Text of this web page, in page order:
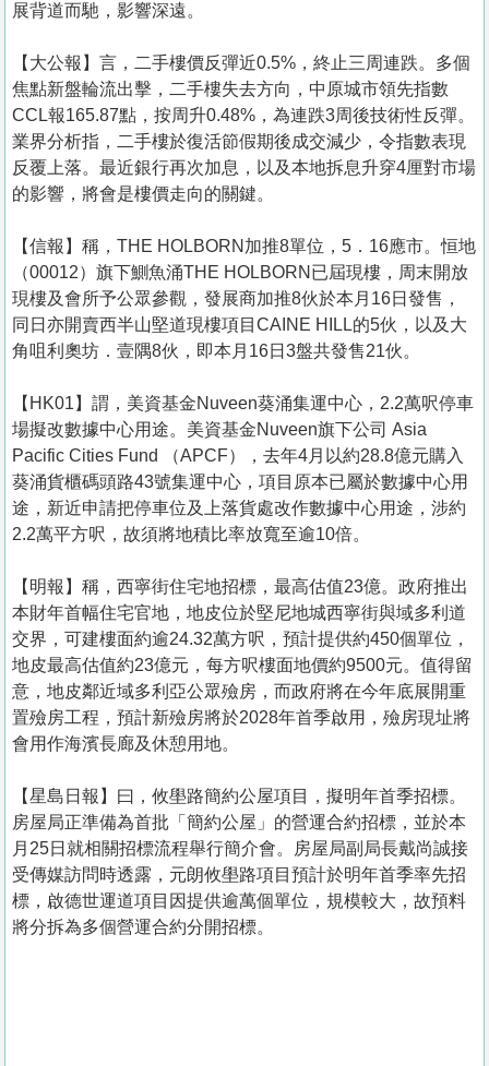
展背道而馳，影響深遠。
【大公報】言， 二手樓價反彈近0.5%，終止三周連跌。多個
焦點新盤輪流出擊，二手樓失去方向，中原城市領先指數
CCL報165.87點，按周升0.48%，為連跌3周後技術性反彈。
業界分析指，二手樓於復活節假期後成交減少，令指數表現
反覆上落。最近銀行再次加息，以及本地拆息升穿4厘對市場
的影響，將會是樓價走向的關鍵。
【信報】稱，THE HOLBORN加推8單位，5．16應市。恒地
（00012）旗下鰂魚涌THE HOLBORN已屆現樓，周末開放
現樓及會所予公眾參觀，發展商加推8伙於本月16日發售，
同日亦開賣西半山堅道現樓項目CAINE HILL的5伙，以及大
角咀利奧坊．壹隅8伙，即本月16日3盤共發售21伙。
【HK01】謂，美資基金Nuveen葵涌集運中心，2.2萬呎停車
場擬改數據中心用途。美資基金Nuveen旗下公司 Asia
Pacific Cities Fund （APCF），去年4月以約28.8億元購入
葵涌貨櫃碼頭路43號集運中心，項目原本已屬於數據中心用
途，新近申請把停車位及上落貨處改作數據中心用途，涉約
2.2萬平方呎，故須將地積比率放寬至逾10倍。
【明報】稱，西寧街住宅地招標，最高估值23億。政府推出
本財年首幅住宅官地，地皮位於堅尼地城西寧街與域多利道
交界，可建樓面約逾24.32萬方呎，預計提供約450個單位，
地皮最高估值約23億元，每方呎樓面地價約9500元。值得留
意，地皮鄰近域多利亞公眾殮房，而政府將在今年底展開重
置殮房工程，預計新殮房將於2028年首季啟用，殮房現址將
會用作海濱長廊及休憩用地。
【星島日報】曰，攸壆路簡約公屋項目，擬明年首季招標。
房屋局正準備為首批「簡約公屋」的營運合約招標，並於本
月25日就相關招標流程舉行簡介會。房屋局副局長戴尚誠接
受傳媒訪問時透露，元朗攸壆路項目預計於明年首季率先招
標，啟德世運道項目因提供逾萬個單位，規模較大，故預料
將分拆為多個營運合約分開招標。